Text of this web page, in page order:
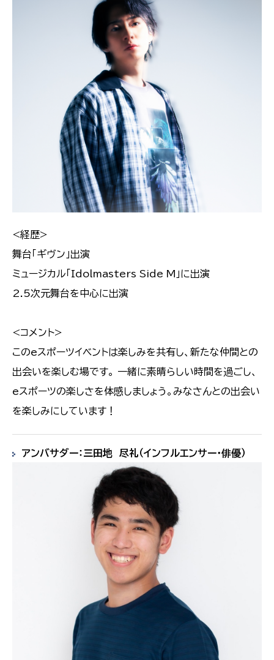
<経歴>
舞台「ギヴン」出演
ミュージカル「Idolmasters Side M」に出演
2.5次元舞台を中心に出演
<コメント>
このeスポーツイベントは楽しみを共有し、新たな仲間との
出会いを楽しむ場です。 一緒に素晴らしい時間を過ごし、
eスポーツの楽しさを体感しましょう。みなさんとの出会い
を楽しみにしています！
アンバサダー：三田地 尽礼（インフルエンサー・俳優）